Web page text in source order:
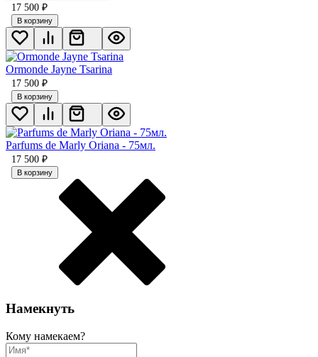
17 500 ₽
В корзину
Ormonde Jayne Tsarina
17 500 ₽
В корзину
Parfums de Marly Oriana - 75мл.
17 500 ₽
В корзину
Намекнуть
Кому намекаем?